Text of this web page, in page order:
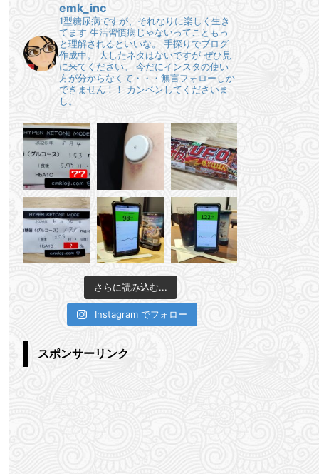
emk_inc
1型糖尿病ですが、それなりに楽しく生き
てます 生活習慣病じゃないってこともっ
と理解されるといいな。
手探りでブログ
作成中。
大したネタはないですが ぜひ見
に来てください。
今だにインスタの使い
方が分からなくて・・・無言フォローしか
できません！！
カンベンしてくださいま
し。
さらに読み込む...
Instagram でフォロー
スポンサーリンク